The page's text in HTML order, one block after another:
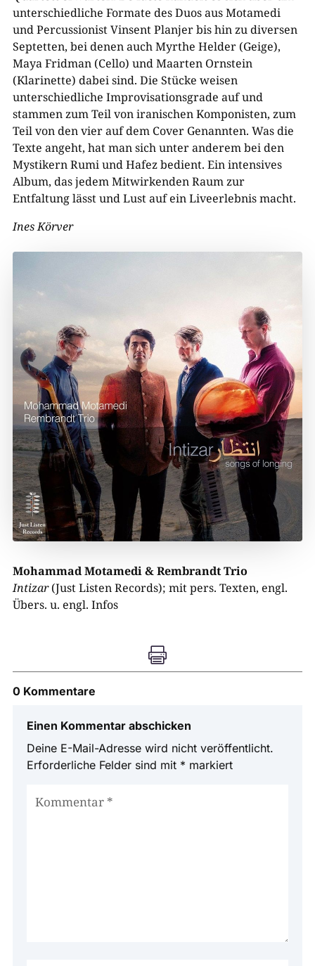
unterschiedliche Formate des Duos aus Motamedi
und Percussionist Vinsent Planjer bis hin zu diversen
Septetten, bei denen auch Myrthe Helder (Geige),
Maya Fridman (Cello) und Maarten Ornstein
(Klarinette) dabei sind. Die Stücke weisen
unterschiedliche Improvisationsgrade auf und
stammen zum Teil von iranischen Komponisten, zum
Teil von den vier auf dem Cover Genannten. Was die
Texte angeht, hat man sich unter anderem bei den
Mystikern Rumi und Hafez bedient. Ein intensives
Album, das jedem Mitwirkenden Raum zur
Entfaltung lässt und Lust auf ein Liveerlebnis macht.
Ines Körver
Mohammad Motamedi & Rembrandt Trio
Intizar(Just Listen Records); mit pers. Texten, engl.
Übers. u. engl. Infos

0 Kommentare
Einen Kommentar abschicken
Deine E-Mail-Adresse wird nicht veröffentlicht.
Erforderliche Felder sind mit * markiert